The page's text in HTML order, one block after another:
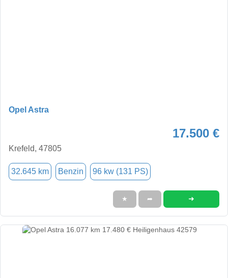
Opel Astra
17.500 €
Krefeld, 47805
32.645 km Benzin 96 kw (131 PS)
★ ➦ ➜